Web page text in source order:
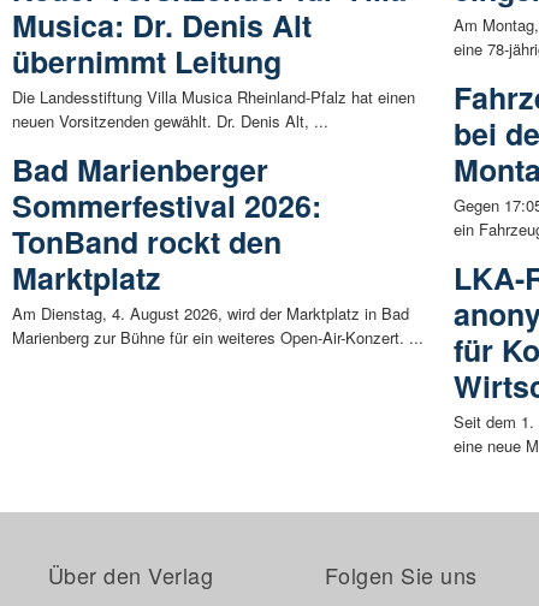
Musica: Dr. Denis Alt
übernimmt Leitung
Die Landesstiftung Villa Musica Rheinland-Pfalz hat einen
neuen Vorsitzenden gewählt. Dr. Denis Alt, ...
Bad Marienberger
Sommerfestival 2026:
TonBand rockt den
Marktplatz
Am Dienstag, 4. August 2026, wird der Marktplatz in Bad
Marienberg zur Bühne für ein weiteres Open-Air-Konzert. ...
Am
eine 78-
bei
Gegen
ein
LKA-
für
Seit dem 1.
eine neue
Über den Verlag Folgen Sie uns